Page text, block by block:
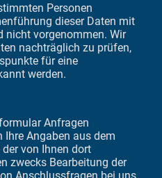
Personen
dieser Daten mit
nicht vorgenommen. Wir
nachträglich zu prüfen,
für eine
werden.
Anfragen
Ihre Angaben aus dem
von Ihnen dort
zwecks Bearbeitung der
Anschlussfragen bei uns